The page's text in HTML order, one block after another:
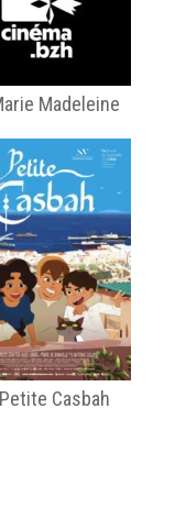
Madeleine
Petite Casbah